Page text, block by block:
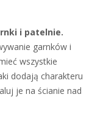
i patelnie.
garnków i
wszystkie
dodają charakteru
je na ścianie nad